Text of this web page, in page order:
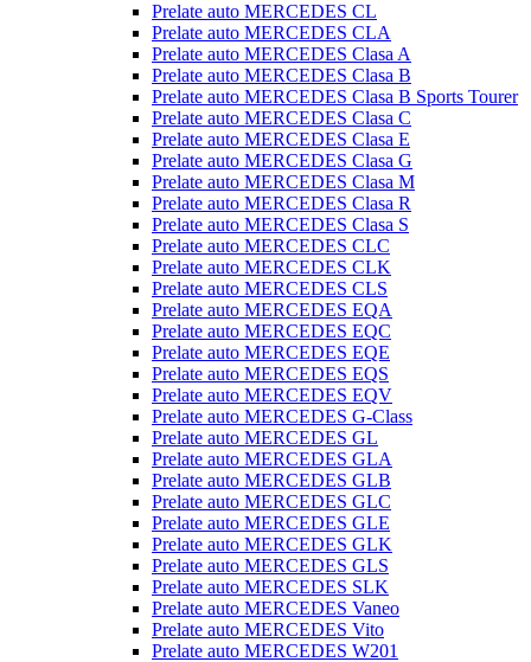
Prelate auto MERCEDES CL
Prelate auto MERCEDES CLA
Prelate auto MERCEDES Clasa A
Prelate auto MERCEDES Clasa B
Prelate auto MERCEDES Clasa B Sports Tourer
Prelate auto MERCEDES Clasa C
Prelate auto MERCEDES Clasa E
Prelate auto MERCEDES Clasa G
Prelate auto MERCEDES Clasa M
Prelate auto MERCEDES Clasa R
Prelate auto MERCEDES Clasa S
Prelate auto MERCEDES CLC
Prelate auto MERCEDES CLK
Prelate auto MERCEDES CLS
Prelate auto MERCEDES EQA
Prelate auto MERCEDES EQC
Prelate auto MERCEDES EQE
Prelate auto MERCEDES EQS
Prelate auto MERCEDES EQV
Prelate auto MERCEDES G-Class
Prelate auto MERCEDES GL
Prelate auto MERCEDES GLA
Prelate auto MERCEDES GLB
Prelate auto MERCEDES GLC
Prelate auto MERCEDES GLE
Prelate auto MERCEDES GLK
Prelate auto MERCEDES GLS
Prelate auto MERCEDES SLK
Prelate auto MERCEDES Vaneo
Prelate auto MERCEDES Vito
Prelate auto MERCEDES W201